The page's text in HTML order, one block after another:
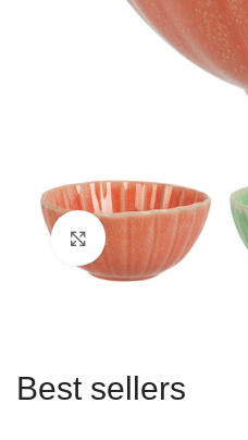
Click to enlarge
Best sellers